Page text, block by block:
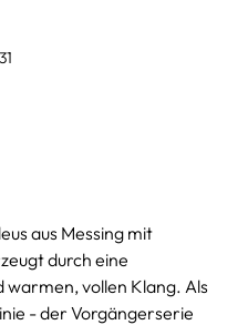
aus Messing mit
durch eine
vollen Klang. Als
- der Vorgängerserie